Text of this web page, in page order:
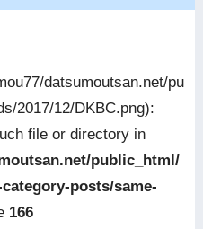
datsumoutsan.net/pu
2017/12/DKBC.png):
file or directory in
public_html/
posts/same-
166